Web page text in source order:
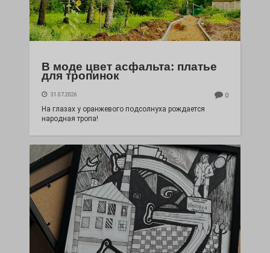
В моде цвет асфальта: платье
для тропинок
31.07.2026 0
На глазах у оранжевого подсолнуха рождается
народная тропа!